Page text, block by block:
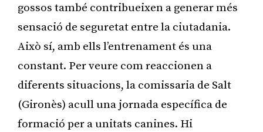
gossos també contribueixen a generar més
sensació de seguretat entre la ciutadania.
Això sí, amb ells l’entrenament és una
constant. Per veure com reaccionen a
diferents situacions, la comissaria de Salt
(Gironès) acull una jornada específica de
formació per a unitats canines. Hi